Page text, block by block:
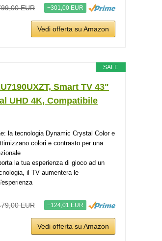
EUR −301,00 EUR
Vedi offerta su Amazon
SALE
Smart TV 43"
UHD 4K, Compatibile
la tecnologia Dynamic Crystal Color e
colori e contrasto per una
la tua esperienza di gioco ad un
il TV aumentera le
EUR −124,01 EUR
Vedi offerta su Amazon